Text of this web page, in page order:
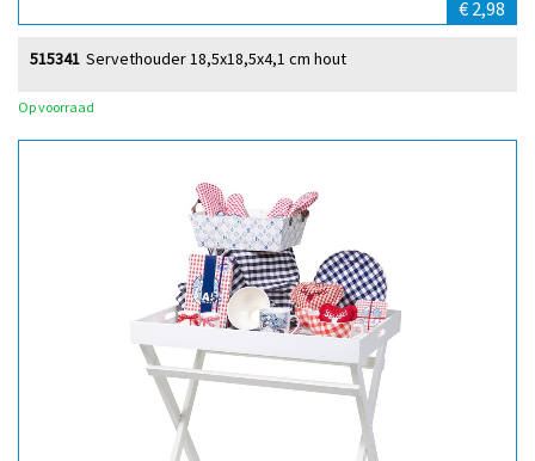
€ 2,98
Servethouder 18,5x18,5x4,1 cm hout
515341
Op voorraad